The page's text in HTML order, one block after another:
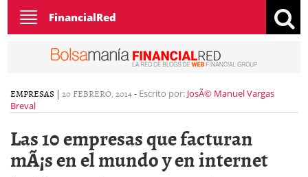
Toggle
navigation
FinancialRed
EMPRESAS | 20 FEBRERO, 2014- Escrito por: JosÃ© Manuel Vargas
Breval
Las 10 empresas que facturan
mÃ¡s en el mundo y en internet